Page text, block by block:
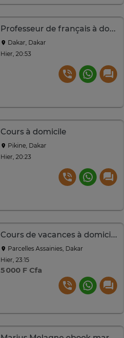
Professeur de français à domicile
Dakar, Dakar
Hier, 20:53
Cours à domicile
Pikine, Dakar
Hier, 20:23
Cours de vacances à domicile
Parcelles Assainies, Dakar
Hier, 23:15
5 000 F Cfa